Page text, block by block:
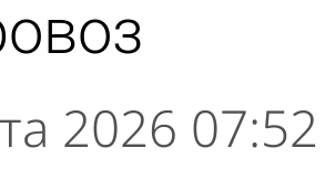
2026 07:52